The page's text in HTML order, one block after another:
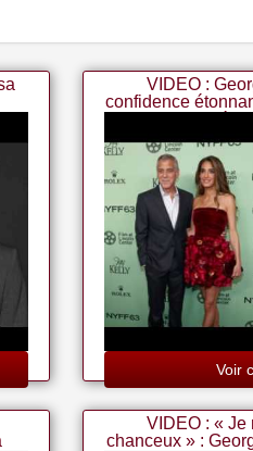
VIDEO :
confidence
Voir
VIDEO : « Je
chanceux » :